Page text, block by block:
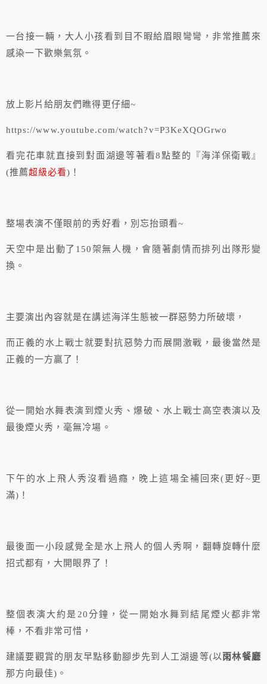
一台接一輛，大人小孩看到目不暇給眉眼彎彎，非常推薦來
感染一下歡樂氣氛。
放上影片給朋友們瞧得更仔細~
https://www.youtube.com/watch?v=P3KeXQOGrwo
看完花車就直接到對面湖邊等著看8點整的『海洋保衛戰』
(推薦超級必看)！
整場表演不僅眼前的秀好看，別忘抬頭看~
天空中是出動了150架無人機，會隨著劇情而排列出隊形變
換。
主要演出內容就是在講述海洋生態被一群惡勢力所破壞，
而正義的水上戰士就要對抗惡勢力而展開激戰，最後當然是
正義的一方贏了！
從一開始水舞表演到煙火秀、爆破、水上戰士高空表演以及
最後煙火秀，毫無冷場。
下午的水上飛人秀沒看過癮，晚上這場全補回來(更好~更
滿)！
最後面一小段感覺全是水上飛人的個人秀啊，翻轉旋轉什麼
招式都有，大開眼界了！
整個表演大約是20分鐘，從一開始水舞到結尾煙火都非常
棒，不看非常可惜，
建議要觀賞的朋友早點移動腳步先到人工湖邊等(以雨林餐廳
那方向最佳)。